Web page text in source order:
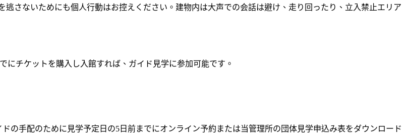
さないためにも個人行動はお控えください。建物内は大声での会話は避け、走り回ったり、立入禁止エリア
にチケットを購入し入館すれば、ガイド見学に参加可能です。
の手配のために見学予定日の5日前までにオンライン予約または当管理所の団体見学申込み表をダウンロード